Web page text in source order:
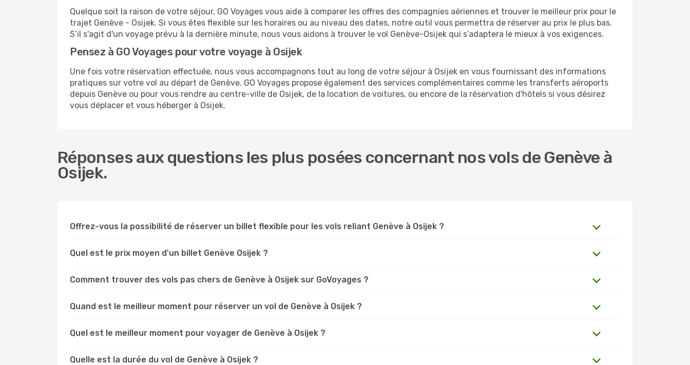
Quelque soit la raison de votre séjour, GO Voyages vous aide à comparer les offres des compagnies aériennes et trouver le meilleur prix pour le
trajet Genève - Osijek. Si vous êtes flexible sur les horaires ou au niveau des dates, notre outil vous permettra de réserver au prix le plus bas.
S’il s'agit d'un voyage prévu à la dernière minute, nous vous aidons à trouver le vol Genève-Osijek qui s’adaptera le mieux à vos exigences.
Pensez à GO Voyages pour votre voyage à Osijek
Une fois votre réservation effectuée, nous vous accompagnons tout au long de votre séjour à Osijek en vous fournissant des informations
pratiques sur votre vol au départ de Genève. GO Voyages propose également des services complémentaires comme les transferts aéroports
depuis Genève ou pour vous rendre au centre-ville de Osijek, de la location de voitures, ou encore de la réservation d'hôtels si vous désirez
vous déplacer et vous héberger à Osijek.
Réponses aux questions les plus posées concernant nos vols de Genève à
Osijek.
Offrez-vous la possibilité de réserver un billet flexible pour les vols reliant Genève à Osijek ?
Quel est le prix moyen d'un billet Genève Osijek ?
Comment trouver des vols pas chers de Genève à Osijek sur GoVoyages ?
Quand est le meilleur moment pour réserver un vol de Genève à Osijek ?
Quel est le meilleur moment pour voyager de Genève à Osijek ?
Quelle est la durée du vol de Genève à Osijek ?